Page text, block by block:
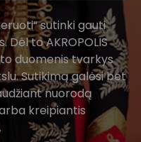
sutinki gauti
Dėl to AKROPOLIS
duomenis tvarkys
Sutikimą galėsi bet
nuorodą
kreipiantis